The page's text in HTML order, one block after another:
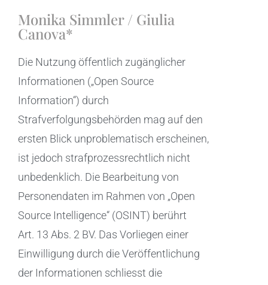
Monika Simmler / Giulia
Canova*
Die Nutzung öffentlich zugänglicher
Informationen („Open Source
Information“) durch
Strafverfolgungsbehörden mag auf den
ersten Blick unproblematisch erscheinen,
ist jedoch strafprozessrechtlich nicht
unbedenklich. Die Bearbeitung von
Personendaten im Rahmen von „Open
Source Intelligence“ (OSINT) berührt
Art. 13 Abs. 2 BV. Das Vorliegen einer
Einwilligung durch die Veröffentlichung
der Informationen schliesst die